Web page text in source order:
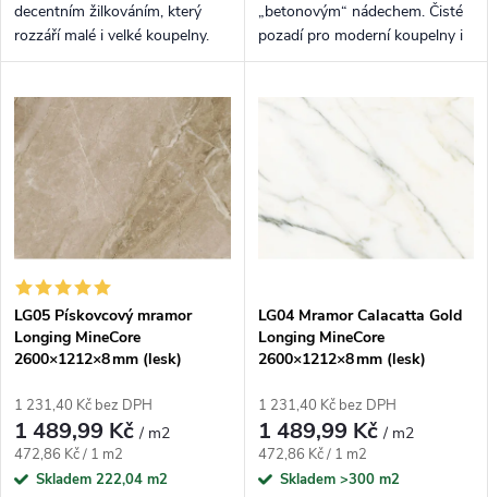
decentním žilkováním, který
rozzáří malé i velké koupelny.
„betonovým“ nádechem. Čisté
pozadí pro moderní koupelny i
technické místnosti.
LG05 Pískovcový mramor
Longing MineCore
2600×1212×8 mm (lesk)
1 231,40 Kč bez DPH
1 489,99 Kč/ m2
Měrná cena:
472,86 Kč / 1 m2
Skladem 222,04 m2
LG04 Mramor Calacatta Gold
Longing MineCore
2600×1212×8 mm (lesk)
1 231,40 Kč bez DPH
1 489,99 Kč/ m2
Měrná cena:
472,86 Kč / 1 m2
Skladem >300 m2